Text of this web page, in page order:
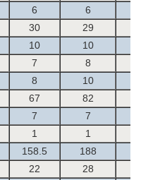
6
6
30
29
10 10
7
8
8
10
67
82
7
7
1
1
158.5 188
22
28